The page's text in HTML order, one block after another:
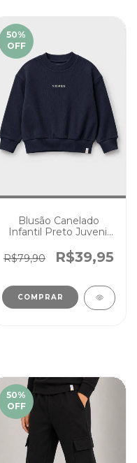
50%
OFF
Blusão Canelado
Infantil Preto Juvenil
R$79,90
R$39,95
COMPRAR
50%
OFF